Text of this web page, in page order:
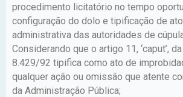
procedimento licitatório no tempo
configuração do dolo e tipificação de
administrativa das autoridades de
Considerando que o artigo 11, ‘caput’,
8.429/92 tipifica como ato de
qualquer ação ou omissão que atente
da Administração Pública;